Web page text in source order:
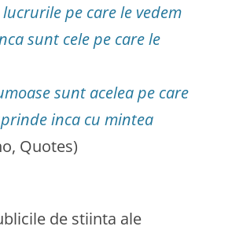
pe care le vedem
sunt cele pe care le
sunt acelea pe care
inca cu mintea
Quotes)
de stiinta ale